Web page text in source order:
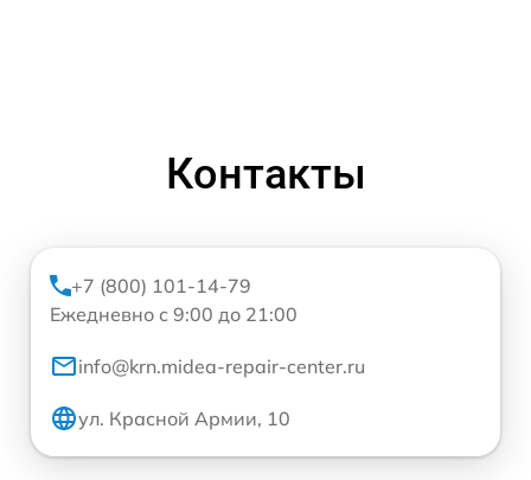
Контакты
+7 (800) 101-14-79
Ежедневно с 9:00 до 21:00
info@krn.midea-repair-center.ru
ул. Красной Армии, 10